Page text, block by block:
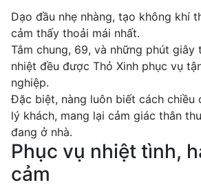
Dạo đầu nhẹ nhàng, tạo không khí
cảm thấy thoải mái nhất.
Tắm chung, 69, và những phút giây
nhiệt đều được Thỏ Xinh phục vụ
nghiệp.
Đặc biệt, nàng luôn biết cách chiều
lý khách, mang lại cảm giác thân
đang ở nhà.
Phục vụ nhiệt tình,
cảm